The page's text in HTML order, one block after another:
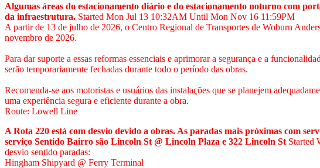
Algumas áreas do estacionamento diário e do estacionamento noturno com
da infraestrutura. Started Mon Jul 13 10:32AM Until Mon Nov 16 11:59PM
A partir de 13 de julho de 2026, o Centro Regional de Transportes de Woburn
novembro de 2026.
Para dar suporte a essas reformas essenciais e aprimorar a segurança e a
serão temporariamente fechadas durante todo o período das obras.
Recomenda-se aos motoristas e usuários das instalações que se planejem
uma experiência segura e eficiente durante a obra.
Route: Lowell Line
A Rota 220 está com desvio devido a obras. As paradas mais próximas com
serviço Sentido Bairro são Lincoln St @ Lincoln Plaza e 322 Lincoln St Started
desvio sentido paradas:
Hingham Shipyard @ Ferry Terminal